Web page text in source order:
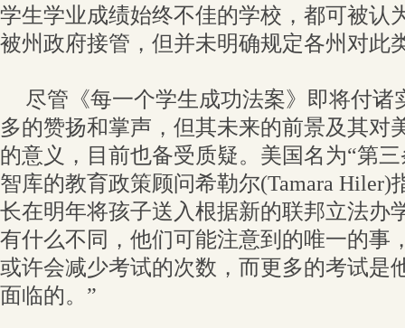
学生学业成绩始终不佳的学校，都可被认
被州政府接管，但并未明确规定各州对此
尽管《每一个学生成功法案》即将付诸
多的赞扬和掌声，但其未来的前景及其对
的意义，目前也备受质疑。美国名为“第
智库的教育政策顾问希勒尔(Tamara Hiler)
长在明年将孩子送入根据新的联邦立法办
有什么不同，他们可能注意到的唯一的事
或许会减少考试的次数，而更多的考试是
面临的。”